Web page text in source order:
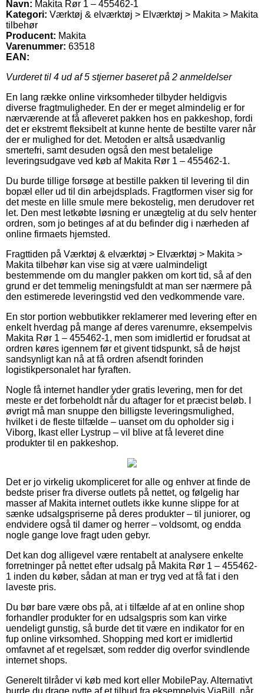
Navn: Makita Rør 1 – 455462-1
Kategori: Værktøj & elværktøj > Elværktøj > Makita > Makita
tilbehør
Producent: Makita
Varenummer: 63518
EAN:
Vurderet til 4 ud af 5 stjerner baseret på 2 anmeldelser
En lang række online virksomheder tilbyder heldigvis
diverse fragtmuligheder. En der er meget almindelig er for
nærværende at få afleveret pakken hos en pakkeshop, fordi
det er ekstremt fleksibelt at kunne hente de bestilte varer når
der er mulighed for det. Metoden er altså usædvanlig
smertefri, samt desuden også den mest betalelige
leveringsudgave ved køb af Makita Rør 1 – 455462-1.
Du burde tillige forsøge at bestille pakken til levering til din
bopæl eller ud til din arbejdsplads. Fragtformen viser sig for
det meste en lille smule mere bekostelig, men derudover ret
let. Den mest letkøbte løsning er unægtelig at du selv henter
ordren, som jo betinges af at du befinder dig i nærheden af
online firmaets hjemsted.
Fragttiden på Værktøj & elværktøj > Elværktøj > Makita >
Makita tilbehør kan vise sig at være ualmindeligt
bestemmende om du mangler pakken om kort tid, så af den
grund er det temmelig meningsfuldt at man ser nærmere på
den estimerede leveringstid ved den vedkommende vare.
En stor portion webbutikker reklamerer med levering efter en
enkelt hverdag på mange af deres varenumre, eksempelvis
Makita Rør 1 – 455462-1, men som imidlertid er forudsat at
ordren køres igennem før et givent tidspunkt, så de højst
sandsynligt kan nå at få ordren afsendt forinden
logistikpersonalet har fyraften.
Nogle få internet handler yder gratis levering, men for det
meste er det forbeholdt når du aftager for et præcist beløb. I
øvrigt må man snuppe den billigste leveringsmulighed,
hvilket i de fleste tilfælde – uanset om du opholder sig i
Viborg, Ikast eller Lystrup – vil blive at få leveret dine
produkter til en pakkeshop.
Det er jo virkelig ukompliceret for alle og enhver at finde de
bedste priser fra diverse outlets på nettet, og følgelig har
masser af Makita internet outlets ikke kunne slippe for at
sænke udsalgspriserne på deres produkter – til juniorer, og
endvidere også til damer og herrer – voldsomt, og endda
nogle gange love fragt uden gebyr.
Det kan dog alligevel være rentabelt at analysere enkelte
forretninger på nettet efter udsalg på Makita Rør 1 – 455462-
1 inden du køber, sådan at man er tryg ved at få fat i den
laveste pris.
Du bør bare være obs på, at i tilfælde af at en online shop
forhandler produkter for en udsalgspris som kan virke
uendeligt gunstig, så burde det tit være en indikator for en
fup online virksomhed. Shopping med kort er imidlertid
omfavnet af et regelsæt, som redder dig overfor svindlende
internet shops.
Generelt tilråder vi køb med kort eller MobilePay. Alternativt
burde du drage nytte af et tilbud fra eksempelvis ViaBill, når